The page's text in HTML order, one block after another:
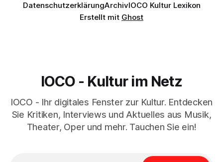
DatenschutzerklärungArchivIOCO Kultur Lexikon
Erstellt mit Ghost
IOCO - Kultur im Netz
IOCO - Ihr digitales Fenster zur Kultur. Entdecken
Sie Kritiken, Interviews und Aktuelles aus Musik,
Theater, Oper und mehr. Tauchen Sie ein!